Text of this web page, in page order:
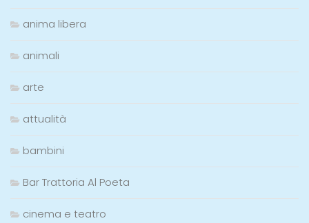
anima libera
animali
arte
attualità
bambini
Bar Trattoria Al Poeta
cinema e teatro